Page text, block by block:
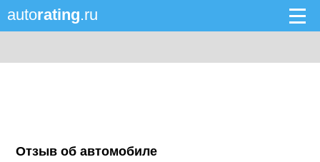
autorating.ru
Отзыв об автомобиле